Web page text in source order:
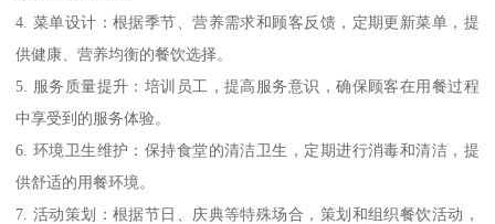
4. 菜单设计：根据季节、营养需求和顾客反馈，定期更新菜单，提
供健康、营养均衡的餐饮选择。
5. 服务质量提升：培训员工，提高服务意识，确保顾客在用餐过程
中享受到的服务体验。
6. 环境卫生维护：保持食堂的清洁卫生，定期进行消毒和清洁，提
供舒适的用餐环境。
7. 活动策划：根据节日、庆典等特殊场合，策划和组织餐饮活动，